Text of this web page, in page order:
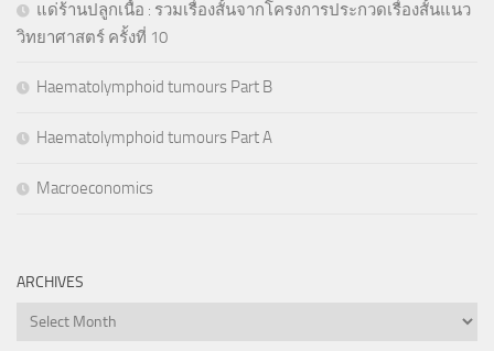
แด่ร้านปลูกเนื้อ : รวมเรื่องสั้นจากโครงการประกวดเรื่องสั้นแนว
วิทยาศาสตร์ ครั้งที่ 10
Haematolymphoid tumours Part B
Haematolymphoid tumours Part A
Macroeconomics
ARCHIVES
Archives